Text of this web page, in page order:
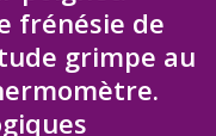
frénésie de
grimpe au